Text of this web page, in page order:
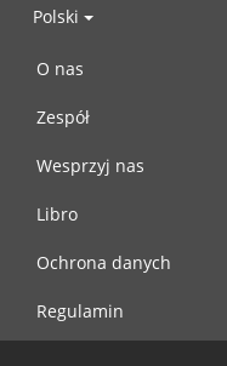
Polski
O nas
Zespół
Wesprzyj nas
Libro
Ochrona danych
Regulamin